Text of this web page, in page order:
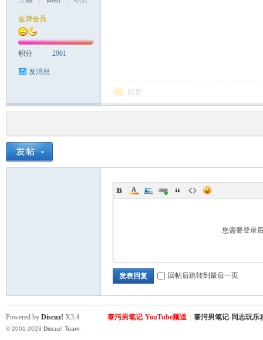
金牌会员
积分 2961
发消息
回复
您需要登录
发表回复 回帖后跳转到最后一页
泰污男笔记-YouTube频道 泰污男笔记-同志玩乐
Powered by Discuz! X3.4
© 2001-2023 Discuz! Team.